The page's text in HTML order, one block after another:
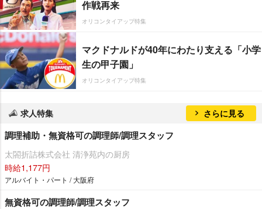
作戦再来
オリコンタイアップ特集
マクドナルドが40年にわたり支える「小学
生の甲子園」
オリコンタイアップ特集
求人特集 さらに見る
調理補助・無資格可の調理師/調理スタッフ
太閤折詰株式会社 清浄苑内の厨房
時給1,177円
アルバイト・パート / 大阪府
無資格可の調理師/調理スタッフ